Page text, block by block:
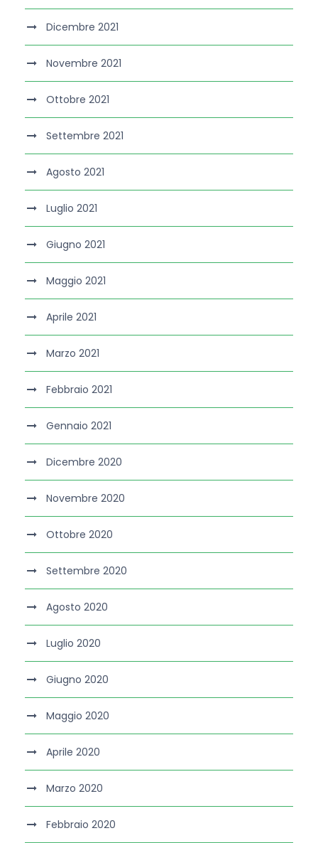
Dicembre 2021
Novembre 2021
Ottobre 2021
Settembre 2021
Agosto 2021
Luglio 2021
Giugno 2021
Maggio 2021
Aprile 2021
Marzo 2021
Febbraio 2021
Gennaio 2021
Dicembre 2020
Novembre 2020
Ottobre 2020
Settembre 2020
Agosto 2020
Luglio 2020
Giugno 2020
Maggio 2020
Aprile 2020
Marzo 2020
Febbraio 2020